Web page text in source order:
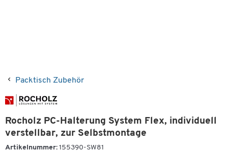
Packtisch Zubehör
Rocholz PC-Halterung System Flex, individuell
verstellbar, zur Selbstmontage
Artikelnummer: 155390-SW81